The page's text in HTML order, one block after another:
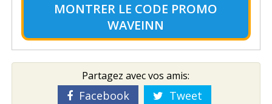
MONTRER LE CODE PROMO
WAVEINN
Partagez avec vos amis:
Facebook
Tweet